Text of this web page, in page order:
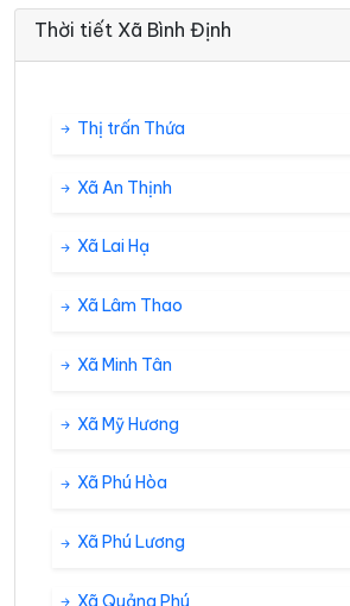
Thời tiết Xã Bình Định
Thị trấn Thứa
Xã An Thịnh
Xã Lai Hạ
Xã Lâm Thao
Xã Minh Tân
Xã Mỹ Hương
Xã Phú Hòa
Xã Phú Lương
Xã Quảng Phú